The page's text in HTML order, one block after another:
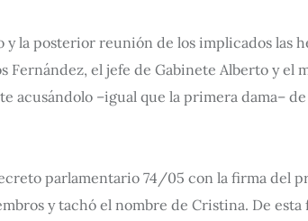
la posterior reunión de los implicados las
Fernández, el jefe de Gabinete Alberto y
–igual que la primera dama–
parlamentario 74/05 con la firma del
y tachó el nombre de Cristina. De